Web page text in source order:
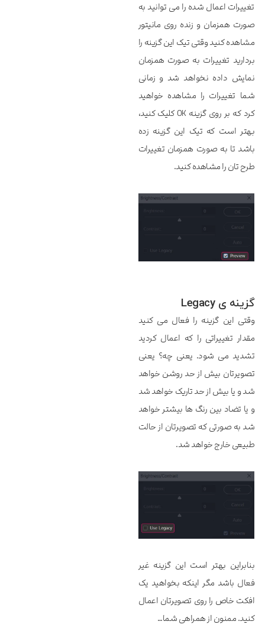
تغییرات اعمال شده را می توانید به
صورت همزمان و زنده روی مانیتور
مشاهده کنید وقتی تیک این گزینه را
بردارید تغییرات به صورت همزمان
نمایش داده نخواهد شد و زمانی
شما تغییرات را مشاهده خواهید
کرد که بر روی گزینه OK کلیک کنید،
بهتر است که تیک این گزینه زده
باشد تا به صورت همزمان تغییرات
طرح تان را مشاهده کنید.
گزینه ی Legacy
وقتی این گزینه را فعال می کنید
مقدار تغییراتی را که اعمال کردید
تشدید می شود. یعنی چه؟ یعنی
تصویرتان بیش از حد روشن خواهد
شد و یا بیش از حد تاریک خواهد شد
و یا تضاد بین رنگ ها بیشتر خواهد
شد به صورتی که تصویرتان از حالت
طبیعی خارج خواهد شد.
بنابراین بهتر است این گزینه غیر
فعال باشد مگر اینکه بخواهید یک
افکت خاص را روی تصویرتان اعمال
کنید. ممنون از همراهی شما…